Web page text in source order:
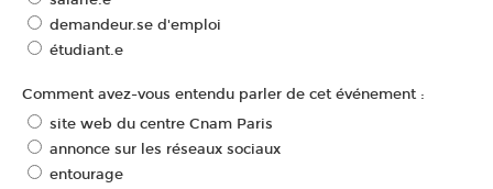
demandeur.se d'emploi
étudiant.e
Comment avez-vous entendu parler de cet événement :
site web du centre Cnam Paris
annonce sur les réseaux sociaux
entourage